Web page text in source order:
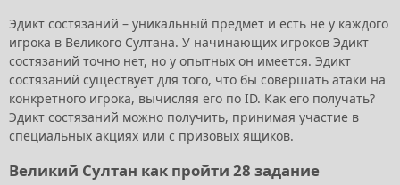
Эдикт состязаний – уникальный предмет и есть не у каждого
игрока в Великого Султана. У начинающих игроков Эдикт
состязаний точно нет, но у опытных он имеется. Эдикт
состязаний существует для того, что бы совершать атаки на
конкретного игрока, вычисляя его по ID. Как его получать?
Эдикт состязаний можно получить, принимая участие в
специальных акциях или с призовых ящиков.
Великий Султан как пройти 28 задание